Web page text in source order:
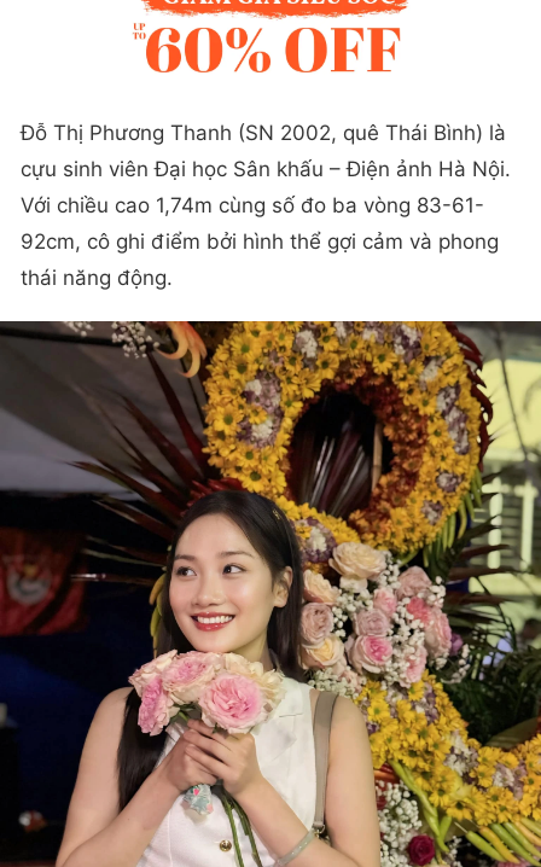
Đỗ Thị Phương Thanh (SN 2002, quê Thái Bình) là
cựu sinh viên Đại học Sân khấu – Điện ảnh Hà Nội.
Với chiều cao 1,74m cùng số đo ba vòng 83-61-
92cm, cô ghi điểm bởi hình thể gợi cảm và phong
thái năng động.